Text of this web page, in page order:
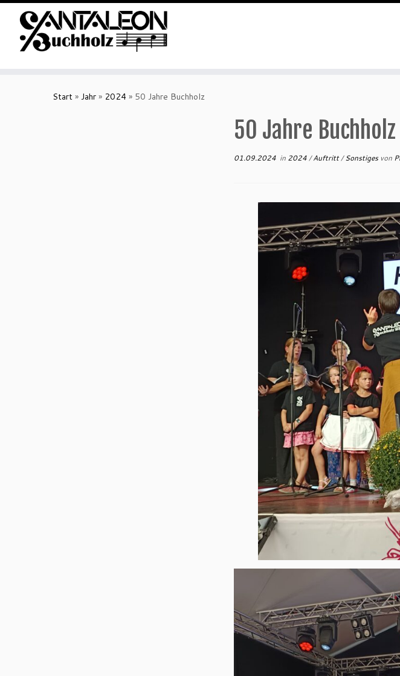
Start » Jahr » 2024 » 50 Jahre Buchholz
50 Jahre Buchholz
01.09.2024 in 2024/Auftritt/Sonstiges von